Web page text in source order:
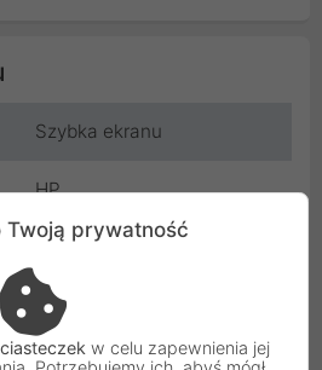
Szybka ekranu
HP
EKRAN_HP_840
607B0679801
5904506106196
Twoją prywatność
ciasteczek w celu zapewnienia jej